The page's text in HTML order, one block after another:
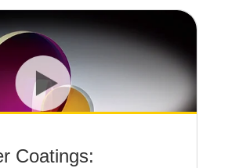
Coatings: